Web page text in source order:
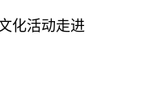
化活动走进